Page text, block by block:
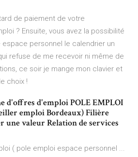
de paiement de votre
? Ensuite, vous avez la possibilité
espace personnel le calendrier un
refuse de me recevoir ni même de
ce soir je mange mon clavier et
choix !
d'offres d'emploi POLE EMPLOI
emploi Bordeaux) Filière
une valeur Relation de services
( pole emploi espace personnel ...